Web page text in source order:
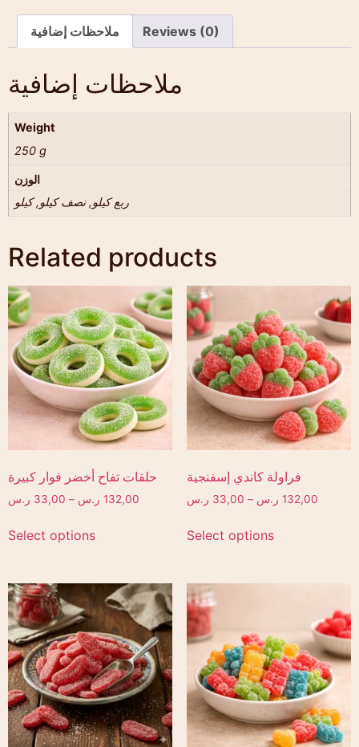
ملاحظات إضافية Reviews (0)
ملاحظات إضافية
Weight
250 g
الوزن
ربع كيلو, نصف كيلو, كيلو
Related products
حلقات تفاح أخضر فوار كبيرة
33,00 ر.س – 132,00 ر.س
Select options
فراولة كاندي إسفنجية
33,00 ر.س – 132,00 ر.س
Select options